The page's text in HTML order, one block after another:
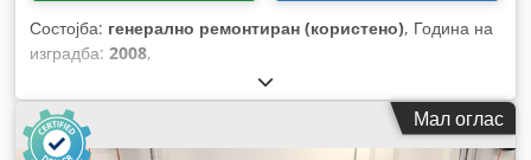
Состојба: генерално ремонтиран (користено), Година на
изградба: 2008,
Мал оглас